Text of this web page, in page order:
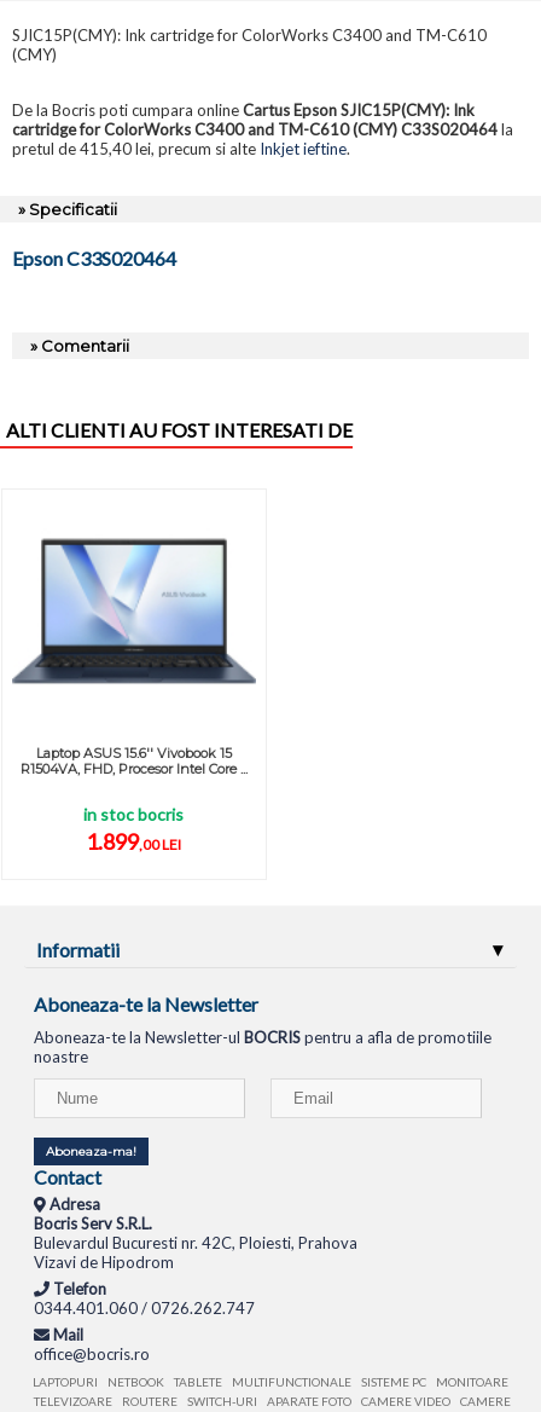
SJIC15P(CMY): Ink cartridge for ColorWorks C3400 and TM-C610
(CMY)
De la Bocris poti cumpara onlineCartus Epson SJIC15P(CMY): Ink
cartridge for ColorWorks C3400 and TM-C610 (CMY) C33S020464la
pretul de 415,40 lei, precum si alte Inkjet ieftine.
» Specificatii
Epson C33S020464
» Comentarii
ALTI CLIENTI AU FOST INTERESATI DE
Laptop ASUS 15.6'' Vivobook 15
R1504VA, FHD, Procesor Intel Core ...
in stoc bocris
1.899,00 LEI
Informatii
Aboneaza-te la Newsletter
Aboneaza-te la Newsletter-ul BOCRISpentru a afla de promotiile
noastre
Aboneaza-ma!
Contact
Adresa
Bocris Serv S.R.L.
Bulevardul Bucuresti nr. 42C, Ploiesti, Prahova
Vizavi de Hipodrom
Telefon
0344.401.060 / 0726.262.747
Mail
office@bocris.ro
LAPTOPURI NETBOOK TABLETE MULTIFUNCTIONALE SISTEME PC
MONITOARE
TELEVIZOARE
ROUTERE SWITCH-URI APARATE FOTO CAMERE VIDEO CAMERE